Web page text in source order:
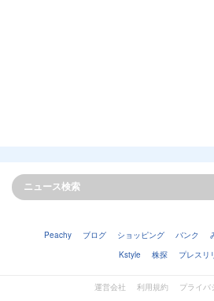
Peachy ブログ ショッピング バンク
Kstyle
株探 プレスリ
運営会社 利用規約
プライバ